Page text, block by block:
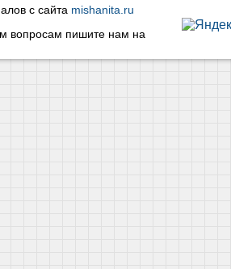
с сайта mishanita.ru
вопросам пишите нам на